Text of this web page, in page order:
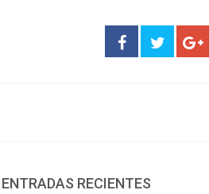
ENTRADAS RECIENTES